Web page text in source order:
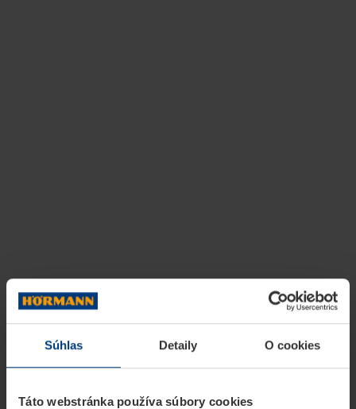
Súhlas Detaily O cookies
Táto webstránka používa súbory cookies